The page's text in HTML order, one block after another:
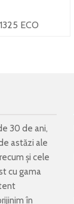
ECO
30 de ani,
astăzi ale
și cele
cu gama
în